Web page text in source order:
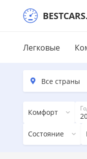
Легковые
Комфорт
Состояние